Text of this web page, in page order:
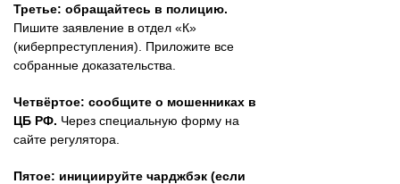
Третье: обращайтесь в полицию.
Пишите заявление в отдел «К»
(киберпреступления). Приложите все
собранные доказательства.
Четвёртое: сообщите о мошенниках в
ЦБ РФ. Через специальную форму на
сайте регулятора.
Пятое: инициируйте чарджбэк (если